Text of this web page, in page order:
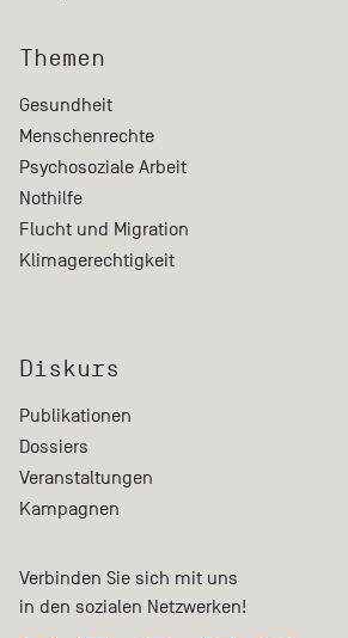
Themen
Gesundheit
Menschenrechte
Psychosoziale Arbeit
Nothilfe
Flucht und Migration
Klimagerechtigkeit
Diskurs
Publikationen
Dossiers
Veranstaltungen
Kampagnen
Verbinden Sie sich mit uns
in den sozialen Netzwerken!